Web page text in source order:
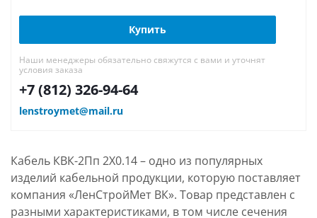
Купить
Наши менеджеры обязательно свяжутся с вами и уточнят
условия заказа
+7 (812) 326-94-64
lenstroymet@mail.ru
Кабель КВК-2Пп 2Х0.14 – одно из популярных
изделий кабельной продукции, которую поставляет
компания «ЛенСтройМет ВК». Товар представлен с
разными характеристиками, в том числе сечения